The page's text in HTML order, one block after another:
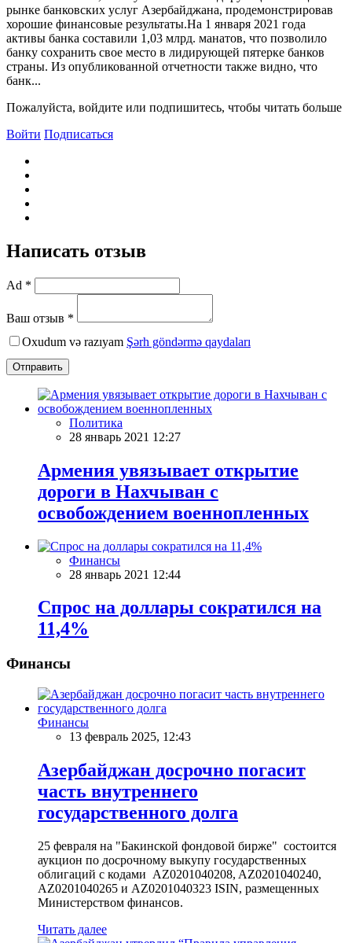
рынке банковских услуг Азербайджана, продемонстрировав
хорошие финансовые результаты.На 1 января 2021 года
активы банка составили 1,03 млрд. манатов, что позволило
банку сохранить свое место в лидирующей пятерке банков
страны. Из опубликованной отчетности также видно, что
банк...
Пожалуйста, войдите или подпишитесь, чтобы читать больше
Войти Подписаться
Написать отзыв
Ad *
Ваш отзыв *
Oxudum və razıyam Şərh göndərmə qaydaları
Отправить
Политика
28 январь 2021 12:27
Армения увязывает открытие
дороги в Нахчыван с
освобождением военнопленных
Финансы
28 январь 2021 12:44
Спрос на доллары сократился на
11,4%
Финансы
Финансы
13 февраль 2025, 12:43
Азербайджан досрочно погасит
часть внутреннего
государственного долга
25 февраля на "Бакинской фондовой бирже" состоится
аукцион по досрочному выкупу государственных
облигаций с кодами AZ0201040208, AZ0201040240,
AZ0201040265 и AZ0201040323 ISIN, размещенных
Министерством финансов.
Читать далее